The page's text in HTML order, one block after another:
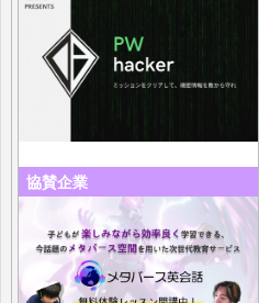
協賛企業